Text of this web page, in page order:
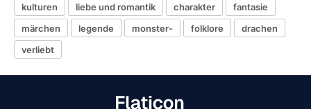
kulturen liebe und romantik charakter
fantasie
märchen
legende monster- folklore
drachen
verliebt